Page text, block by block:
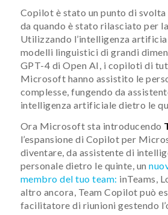
Copilot è stato un punto di
da quando è stato rilasciato per
Utilizzando l’intelligenza
modelli linguistici di grandi
GPT-4 di Open AI, i copiloti di
Microsoft hanno assistito le
complesse, fungendo da
intelligenza artificiale dietro le
Ora Microsoft sta introducendo
l’espansione di Copilot per
diventare, da assistente di
personale dietro le quinte, un
membro del tuo team: inTeams,
altro ancora, Team Copilot può
facilitatore di riunioni gestendo